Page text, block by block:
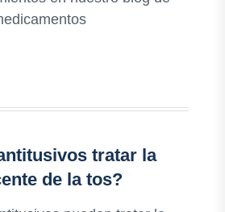
tratar la
de la tos?